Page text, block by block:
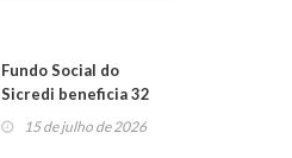
Fundo Social do
Sicredi beneficia 32
projetos em
15 de julho de 2026